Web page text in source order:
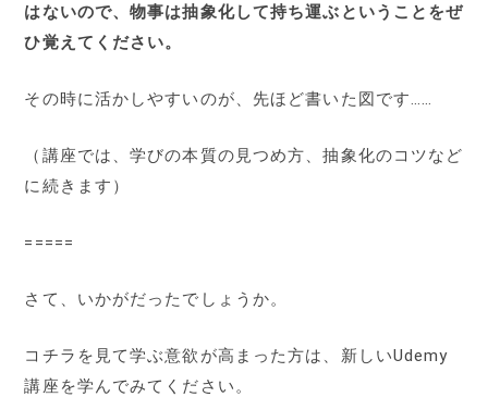
はないので、物事は抽象化して持ち運ぶということをぜ
ひ覚えてください。
その時に活かしやすいのが、先ほど書いた図です……
（講座では、学びの本質の見つめ方、抽象化のコツなど
に続きます）
=====
さて、いかがだったでしょうか。
コチラを見て学ぶ意欲が高まった方は、新しいUdemy
講座を学んでみてください。